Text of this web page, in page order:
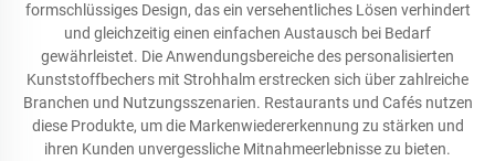
formschlüssiges Design, das ein versehentliches Lösen verhindert
und gleichzeitig einen einfachen Austausch bei Bedarf
gewährleistet. Die Anwendungsbereiche des personalisierten
Kunststoffbechers mit Strohhalm erstrecken sich über zahlreiche
Branchen und Nutzungsszenarien. Restaurants und Cafés nutzen
diese Produkte, um die Markenwiedererkennung zu stärken und
ihren Kunden unvergessliche Mitnahmeerlebnisse zu bieten.